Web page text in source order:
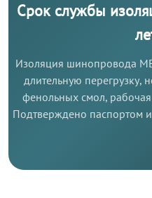
Срок службы
Изоляция шинопровода
длительную перегрузку,
фенольных смол,
Подтверждено паспортом